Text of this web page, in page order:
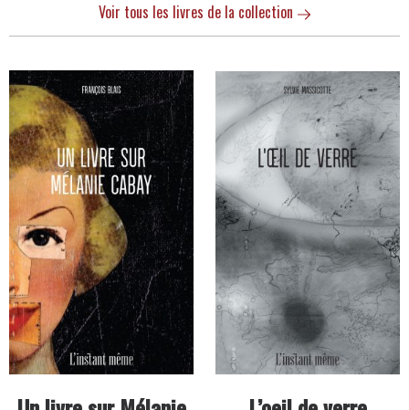
Voir tous les livres de la collection